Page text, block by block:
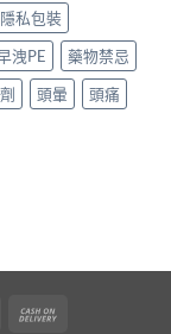
私包裝
洩PE
藥物禁忌
頭暈
頭痛
MasterCard